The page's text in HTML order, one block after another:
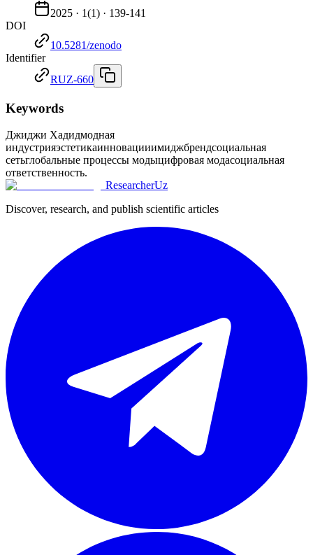
2025 · 1(1) · 139-141
DOI
10.5281/zenodo
Identifier
RUZ-660
Keywords
Джиджи Хадидмодная
индустрияэстетикаинновацииимиджбрендсоциальная
сетьглобальные процессы модыцифровая модасоциальная
ответственность.
ResearcherUz
Discover, research, and publish scientific articles